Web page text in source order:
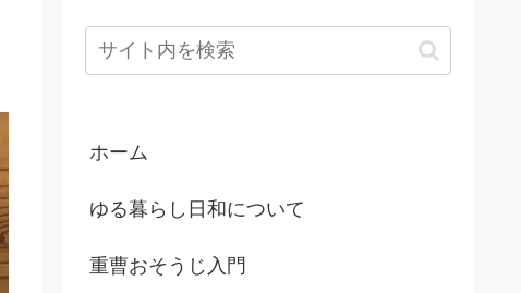
ホーム
ゆる暮らし日和について
重曹おそうじ入門